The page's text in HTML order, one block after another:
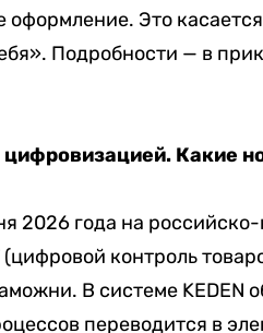
Это
Подробности — в
Какие
2026 года на
контроль
В системе KEDEN
переводится в